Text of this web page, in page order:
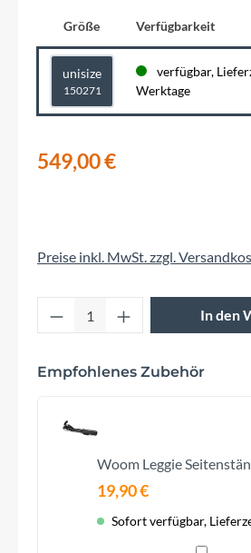
Größe Verfügbarkeit
unisize
150271
verfügbar,
Werktage
549,00 €
Preise inkl. MwSt. zzgl.
Produkt Anzahl: GibIn den
Empfohlenes Zubehör
Woom Leggie
19,90 €
Sofort verfügbar,